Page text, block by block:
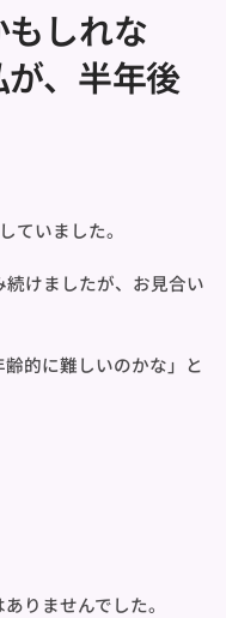
もしれな
、半年後
ていました。
けましたが、お見合い
的に難しいのかな」と
りませんでした。